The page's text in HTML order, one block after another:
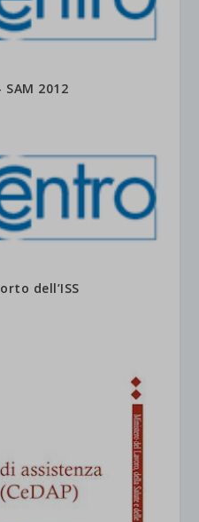
2012
dell’ISS